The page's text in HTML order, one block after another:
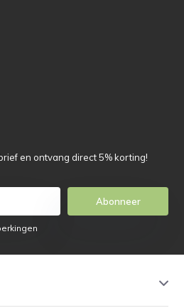
en ontvang direct 5% korting!
Abonneer